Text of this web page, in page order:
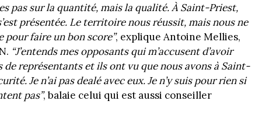
pas sur la quantité, mais la qualité. À Saint-Priest,
présentée. Le territoire nous réussit, mais nous ne
pour faire un bon score”, explique Antoine Mellies,
“J’entends mes opposants qui m’accusent d’avoir
de représentants et ils ont vu que nous avons à Saint-
Je n’ai pas dealé avec eux. Je n’y suis pour rien si
pas”, balaie celui qui est aussi conseiller